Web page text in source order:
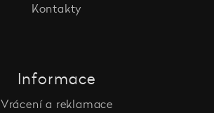
Kontakty
Informace
Vrácení a reklamace